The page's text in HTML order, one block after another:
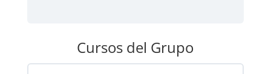
Cursos del Grupo